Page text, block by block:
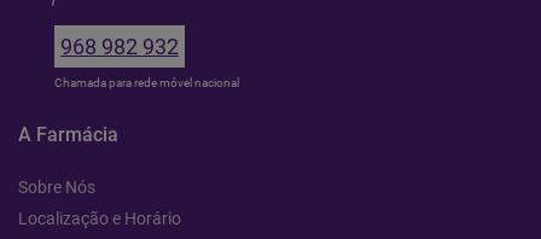
968 982 932
Chamada para rede móvel nacional
A Farmácia
Sobre Nós
Localização e Horário